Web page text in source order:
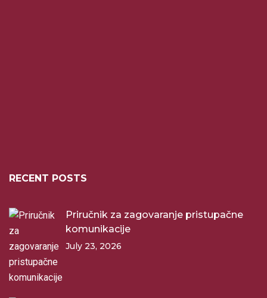
RECENT POSTS
Priručnik za zagovaranje pristupačne
komunikacije
July 23, 2026